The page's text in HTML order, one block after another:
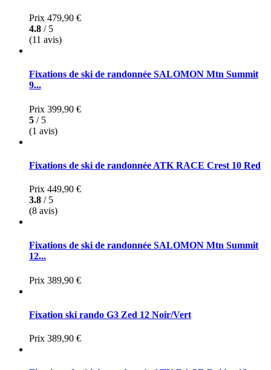
Prix 479,90 €
4.8 / 5
(11 avis)
Fixations de ski de randonnée SALOMON Mtn Summit
9...
Prix 399,90 €
5 / 5
(1 avis)
Fixations de ski de randonnée ATK RACE Crest 10 Red
Prix 449,90 €
3.8 / 5
(8 avis)
Fixations de ski de randonnée SALOMON Mtn Summit
12...
Prix 389,90 €
Fixation ski rando G3 Zed 12 Noir/Vert
Prix 389,90 €